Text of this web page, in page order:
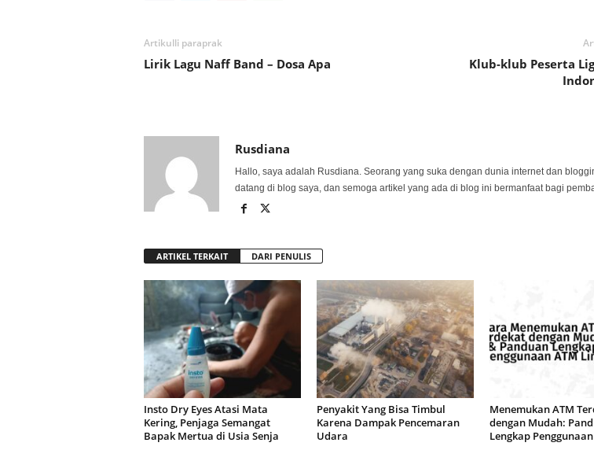
Artikulli paraprak
Lirik Lagu Naff Band – Dosa Apa
Klub-klub Peserta
Rusdiana
Hallo, saya adalah Rusdiana. Seorang yang suka dengan dunia internet dan
datang di blog saya, dan semoga artikel yang ada di blog ini bermanfaat bagi
ARTIKEL TERKAIT DARI PENULIS
Insto Dry Eyes Atasi Mata
Kering, Penjaga Semangat
Bapak Mertua di Usia Senja
Penyakit Yang Bisa Timbul
Karena Dampak Pencemaran
Udara
Menemukan ATM
dengan Mudah:
Lengkap